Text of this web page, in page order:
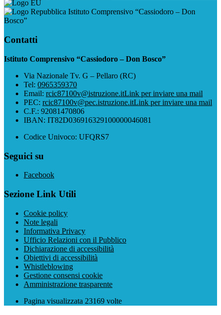
Istituto Comprensivo “Cassiodoro – Don
Bosco”
Contatti
Istituto Comprensivo “Cassiodoro – Don Bosco”
Via Nazionale Tv. G – Pellaro (RC)
Tel: 0965359370
Email: rcic87100v@istruzione.itLink per inviare una mail
PEC: rcic87100v@pec.istruzione.itLink per inviare una mail
C.F.: 92081470806
IBAN: IT82D036916329100000046081
Codice Univoco: UFQRS7
Seguici su
Facebook
Sezione Link Utili
Cookie policy
Note legali
Informativa Privacy
Ufficio Relazioni con il Pubblico
Dichiarazione di accessibilità
Obiettivi di accessibilità
Whistleblowing
Gestione consensi cookie
Amministrazione trasparente
Pagina visualizzata 23169 volte